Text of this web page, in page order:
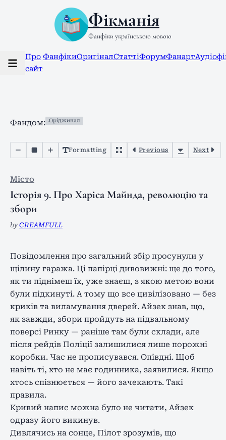
Фікманія
Фанфіки українською мовою
Про
сайт
ФанфікиОригіналСтаттіФорумФанарт
Фандом: .Оріджинал
Formatting Previous Next
Місто
Історія 9. Про Харіса Майнда, революцію та
збори
by CREAMFULL
Повідомлення про загальний збір просунули у
щілину гаража. Ці папірці дивовижні: ще до того,
як ти піднімеш їх, уже знаєш, з якою метою вони
були підкинуті. А тому що все цивілізовано — без
криків та виламування дверей. Айзек знав, що,
як завжди, збори пройдуть на підвальному
поверсі Ринку — раніше там були склади, але
після рейдів Поліції залишилися лише порожні
коробки. Час не прописувався. Опівдні. Щоб
навіть ті, хто не має годинника, заявилися. Якщо
хтось спізнюється — його зачекають. Такі
правила.
Кривий напис можна було не читати, Айзек
одразу його викинув.
Дивлячись на сонце, Пілот зрозумів, що